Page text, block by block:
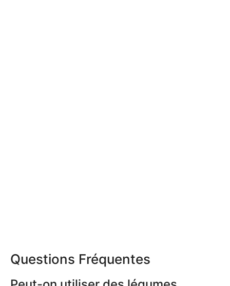
Questions Fréquentes